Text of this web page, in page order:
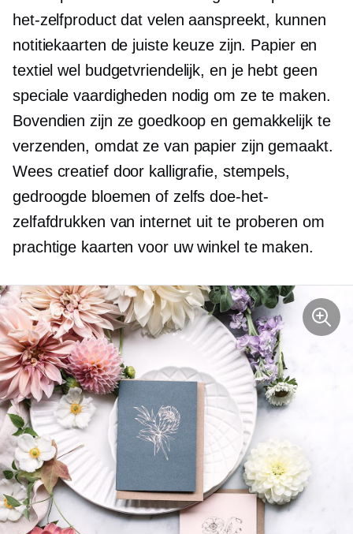
het-zelfproduct dat velen aanspreekt, kunnen
notitiekaarten de juiste keuze zijn. Papier en
textiel wel budgetvriendelijk, en je hebt geen
speciale vaardigheden nodig om ze te maken.
Bovendien zijn ze goedkoop en gemakkelijk te
verzenden, omdat ze van papier zijn gemaakt.
Wees creatief door kalligrafie, stempels,
gedroogde bloemen of zelfs doe-het-
zelfafdrukken van internet uit te proberen om
prachtige kaarten voor uw winkel te maken.